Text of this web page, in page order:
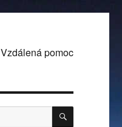
Vzdálená pomoc
HLEDÁNÍ